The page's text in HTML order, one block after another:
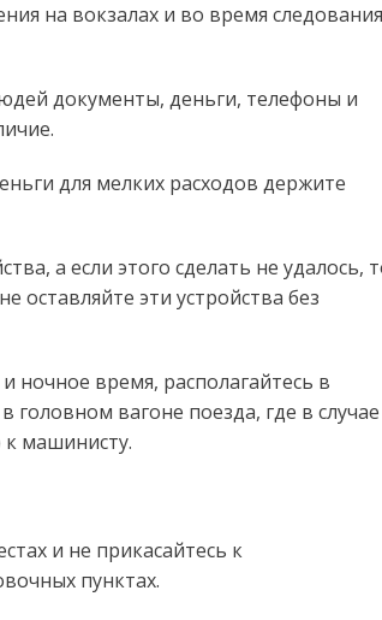
на вокзалах и во время следования
документы, деньги, телефоны и
для мелких расходов держите
а если этого сделать не удалось,
оставляйте эти устройства без
ночное время, располагайтесь в
вагоне поезда, где в случае
машинисту.
и не прикасайтесь к
пунктах.